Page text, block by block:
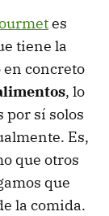
es
tiene la
en concreto
, lo
sí solos
Es,
que otros
que
la comida.